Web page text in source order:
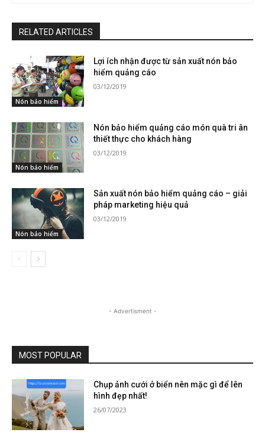
RELATED ARTICLES
Nón bảo hiểm
Lợi ích nhận được từ sản xuất nón bảo
hiểm quảng cáo
03/12/2019
Nón bảo hiểm
Nón bảo hiểm quảng cáo món quà tri ân
thiết thực cho khách hàng
03/12/2019
Nón bảo hiểm
Sản xuất nón bảo hiểm quảng cáo – giải
pháp marketing hiệu quả
03/12/2019
- Advertisment -
MOST POPULAR
Chụp ảnh cưới ở biển nên mặc gì để lên
hình đẹp nhất!
26/07/2023